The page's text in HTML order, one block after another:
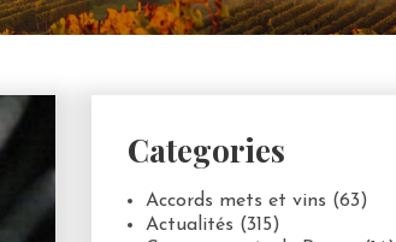
Categories
Accords mets et vins (63)
Actualités (315)